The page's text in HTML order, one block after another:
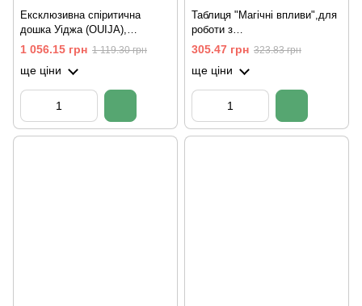
Ексклюзивна спіритична
дошка Уіджа (OUIJA),
(46×30×1,8 см), масив вільхи,
різьблена, покрита
тонуванням (ціна
1 056.15 грн 1 119.30 грн
ще ціни
Таблиця "Магічні впливи",для
роботи з
маятником(26*26*0,8см)
305.47 грн 323.83 грн
ще ціни